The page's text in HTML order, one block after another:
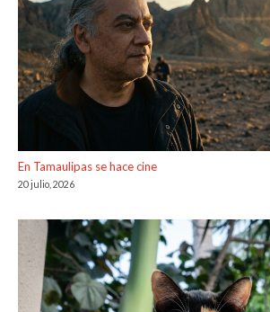
En Tamaulipas se hace cine
20 julio, 2026